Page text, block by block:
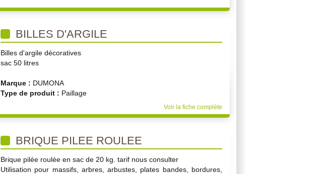
BILLES D'ARGILE
Billes d'argile décoratives
sac 50 litres
Marque : DUMONA
Type de produit : Paillage
Voir la fiche complète
BRIQUE PILEE ROULEE
Brique pilée roulée en sac de 20 kg. tarif nous consulter
Utilisation pour massifs, arbres, arbustes, plates bandes, bordures,